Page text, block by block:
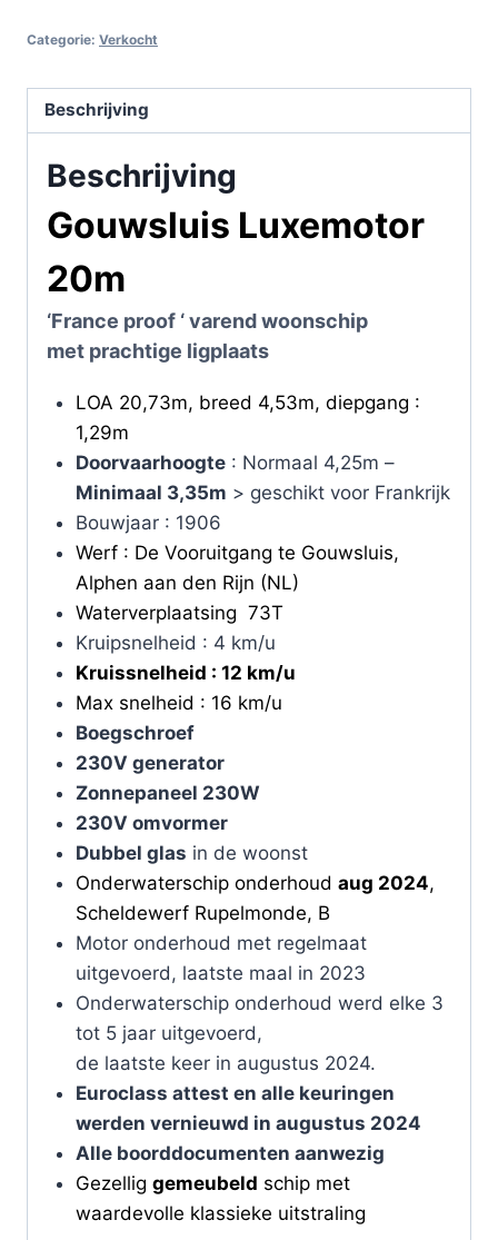
Categorie: Verkocht
Beschrijving
Beschrijving
Gouwsluis Luxemotor
20m
‘France proof ‘ varend woonschip
met prachtige ligplaats
LOA 20,73m, breed 4,53m, diepgang :
1,29m
Doorvaarhoogte: Normaal 4,25m –
Minimaal 3,35m > geschikt voor Frankrijk
Bouwjaar : 1906
Werf : De Vooruitgang te Gouwsluis,
Alphen aan den Rijn (NL)
Waterverplaatsing 73T
Kruipsnelheid : 4 km/u
Kruissnelheid : 12 km/u
Max snelheid : 16 km/u
Boegschroef
230V generator
Zonnepaneel 230W
230V omvormer
Dubbel glas in de woonst
Onderwaterschip onderhoud aug 2024,
Scheldewerf Rupelmonde, B
Motor onderhoud met regelmaat
uitgevoerd, laatste maal in 2023
Onderwaterschip onderhoud werd elke 3
tot 5 jaar uitgevoerd,
de laatste keer in augustus 2024.
Euroclass attest en alle keuringen
werden vernieuwd in augustus 2024
Alle boorddocumenten aanwezig
Gezellig gemeubeld schip met
waardevolle klassieke uitstraling